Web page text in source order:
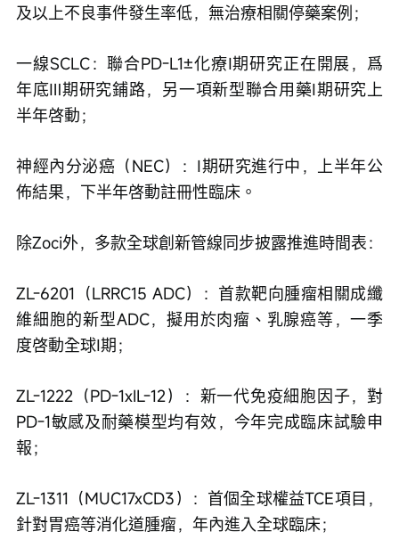
及以上不良事件發生率低，無治療相關停藥案例；
一線SCLC：聯合PD-L1±化療Ⅰ期研究正在開展，爲
年底Ⅲ期研究鋪路，另一項新型聯合用藥Ⅰ期研究上
半年啓動；
神經內分泌癌（NEC）：Ⅰ期研究進行中，上半年公
佈結果，下半年啓動註冊性臨床。
除Zoci外，多款全球創新管線同步披露推進時間表：
ZL-6201（LRRC15 ADC）：首款靶向腫瘤相關成纖
維細胞的新型ADC，擬用於肉瘤、乳腺癌等，一季
度啓動全球Ⅰ期；
ZL-1222（PD-1xIL-12）：新一代免疫細胞因子，對
PD-1敏感及耐藥模型均有效，今年完成臨床試驗申
報；
ZL-1311（MUC17xCD3）：首個全球權益TCE項目，
針對胃癌等消化道腫瘤，年內進入全球臨床；